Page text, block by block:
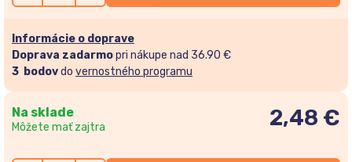
Informácie o doprave
Doprava zadarmopri nákupe nad 36.90 €
3 bodovdo vernostného programu
Na sklade
Môžete mať zajtra 2,48 €